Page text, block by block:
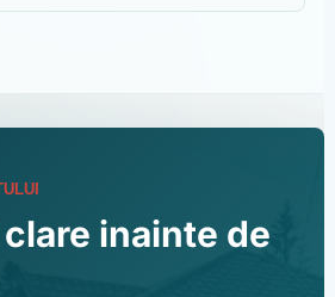
inainte de